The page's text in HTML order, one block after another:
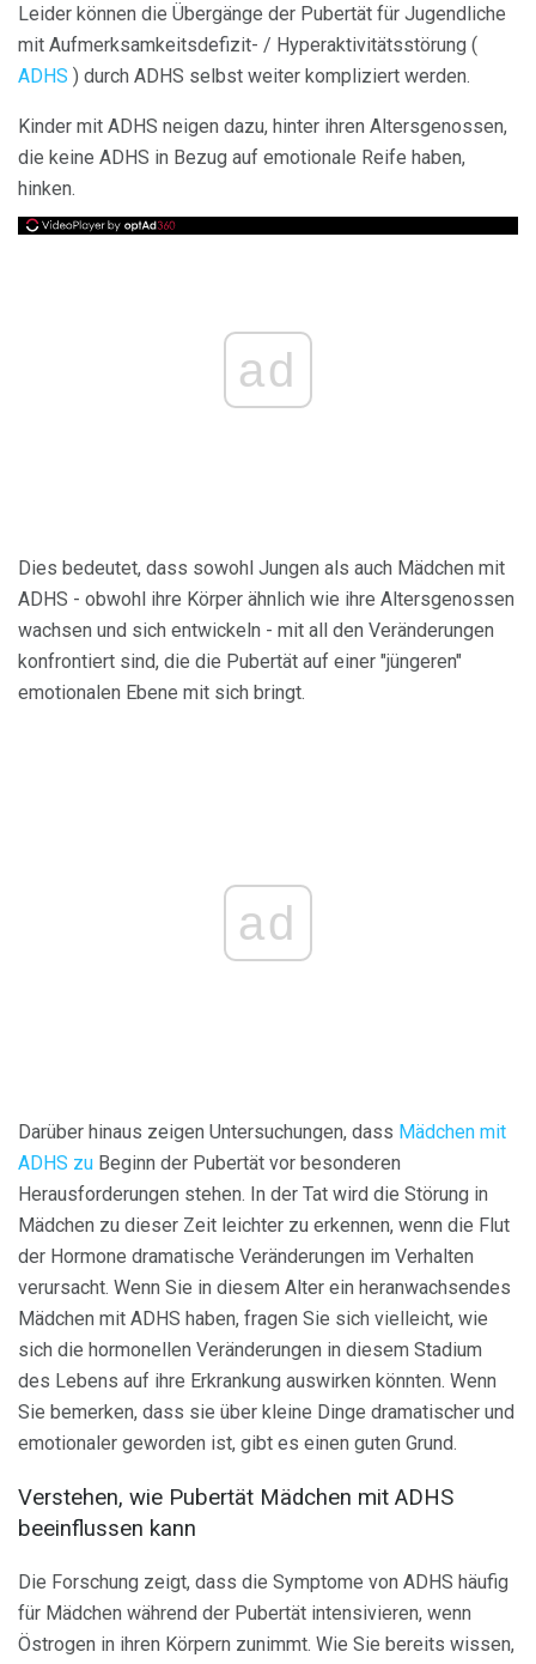
Leider können die Übergänge der Pubertät für Jugendliche
mit Aufmerksamkeitsdefizit- / Hyperaktivitätsstörung (
ADHS ) durch ADHS selbst weiter kompliziert werden.
Kinder mit ADHS neigen dazu, hinter ihren Altersgenossen,
die keine ADHS in Bezug auf emotionale Reife haben,
hinken.
ad
Dies bedeutet, dass sowohl Jungen als auch Mädchen mit
ADHS - obwohl ihre Körper ähnlich wie ihre Altersgenossen
wachsen und sich entwickeln - mit all den Veränderungen
konfrontiert sind, die die Pubertät auf einer "jüngeren"
emotionalen Ebene mit sich bringt.
ad
Darüber hinaus zeigen Untersuchungen, dass Mädchen mit
ADHS zu Beginn der Pubertät vor besonderen
Herausforderungen stehen. In der Tat wird die Störung in
Mädchen zu dieser Zeit leichter zu erkennen, wenn die Flut
der Hormone dramatische Veränderungen im Verhalten
verursacht. Wenn Sie in diesem Alter ein heranwachsendes
Mädchen mit ADHS haben, fragen Sie sich vielleicht, wie
sich die hormonellen Veränderungen in diesem Stadium
des Lebens auf ihre Erkrankung auswirken könnten. Wenn
Sie bemerken, dass sie über kleine Dinge dramatischer und
emotionaler geworden ist, gibt es einen guten Grund.
Verstehen, wie Pubertät Mädchen mit ADHS
beeinflussen kann
Die Forschung zeigt, dass die Symptome von ADHS häufig
für Mädchen während der Pubertät intensivieren, wenn
Östrogen in ihren Körpern zunimmt. Wie Sie bereits wissen,